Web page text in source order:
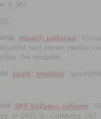
2 387.
modell; palissad
;
med stenar, plankor
Tre modeller.
spark; meddon ;
SKF kullager, rullager ;
nr 2401 S.- Göteborg, 162